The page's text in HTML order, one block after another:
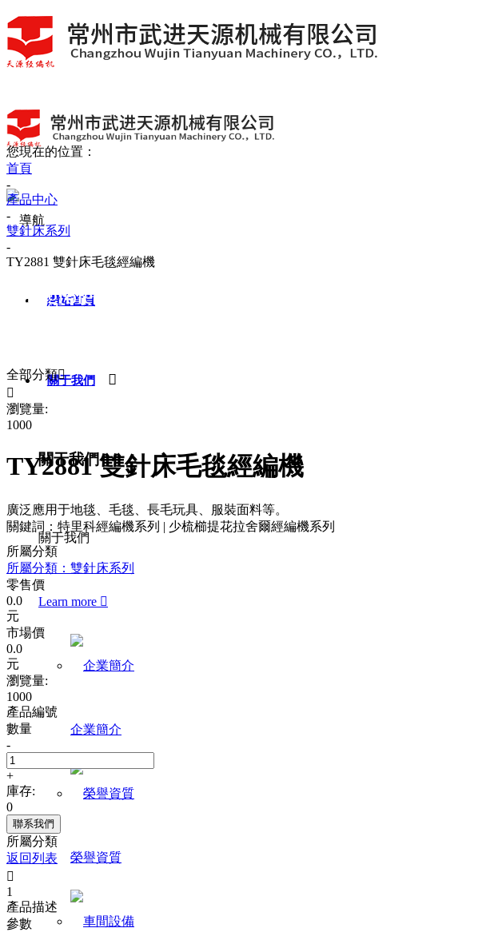
網站首頁
關于我們 
關于我們
關于我們
Learn more 
企業簡介
榮譽資質
您現在的位置：
首頁
-
產品中心
-
雙針床系列
-
TY2881 雙針床毛毯經編機
Categroies
全部分類

瀏覽量:
1000
TY2881 雙針床毛毯經編機
廣泛應用于地毯、毛毯、長毛玩具、服裝面料等。
關鍵詞：特里科經編機系列 | 少梳櫛提花拉舍爾經編機系列
所屬分類
所屬分類：雙針床系列
零售價
0.0
元
市場價
0.0
元
瀏覽量:
1000
產品編號
數量
-
+
庫存:
0
聯系我們
所屬分類
返回列表

1
產品描述
參數